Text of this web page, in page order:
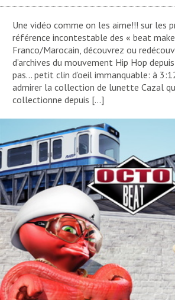
Une vidéo comme on les aime!!! sur les
référence incontestable des « beat
Franco/Marocain, découvrez ou
d’archives du mouvement Hip Hop
pas… petit clin d’oeil immanquable: à
admirer la collection de lunette Cazal
collectionne depuis […]